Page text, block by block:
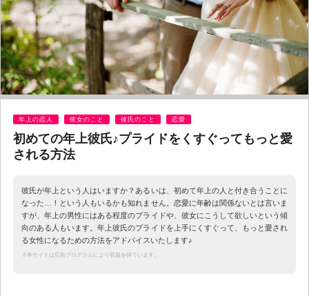
年上の恋人 彼女のこと 彼氏のこと 恋愛
初めての年上彼氏♪プライドをくすぐってもっと愛
される方法
彼氏が年上という人はいますか？あるいは、初めて年上の人と付き合うことに
なった…！という人もいるかも知れません。恋愛に年齢は関係ないとは言いま
すが、年上の男性にはある程度のプライドや、彼女にこうして欲しいという傾
向のある人もいます。年上彼氏のプライドを上手にくすぐって、もっと愛され
る女性になるための方法をアドバイスいたします♪
※本サイトは広告プログラムにより収益を得ています。